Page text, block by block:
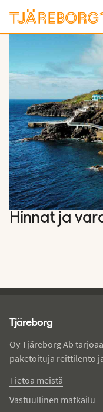
Kuvat ja videot
Hinnat ja
Tjäreborg
Oy Tjäreborg Ab
paketoituja reittilento
Tietoa meistä
Vastuullinen matkailu